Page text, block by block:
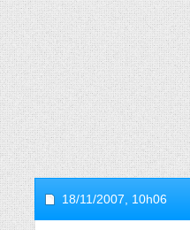
18/11/2007, 10h06